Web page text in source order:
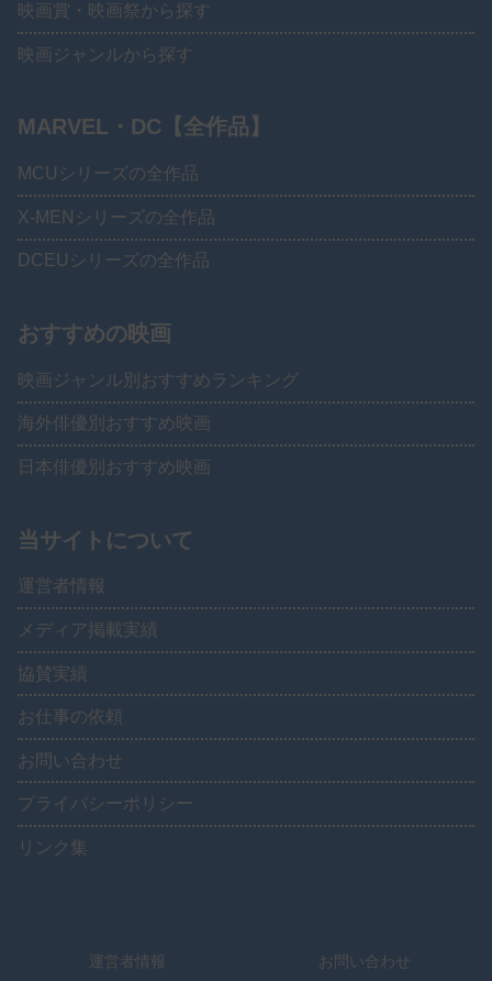
映画賞・映画祭から探す
映画ジャンルから探す
MARVEL・DC【全作品】
MCUシリーズの全作品
X-MENシリーズの全作品
DCEUシリーズの全作品
おすすめの映画
映画ジャンル別おすすめランキング
海外俳優別おすすめ映画
日本俳優別おすすめ映画
当サイトについて
運営者情報
メディア掲載実績
協賛実績
お仕事の依頼
お問い合わせ
プライバシーポリシー
リンク集
運営者情報 お問い合わせ